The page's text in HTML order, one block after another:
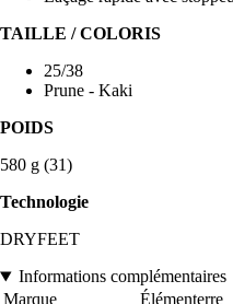
TAILLE / COLORIS
25/38
Prune - Kaki
POIDS
580 g (31)
Technologie
DRYFEET
Informations complémentaires
Marque
Élémenterre